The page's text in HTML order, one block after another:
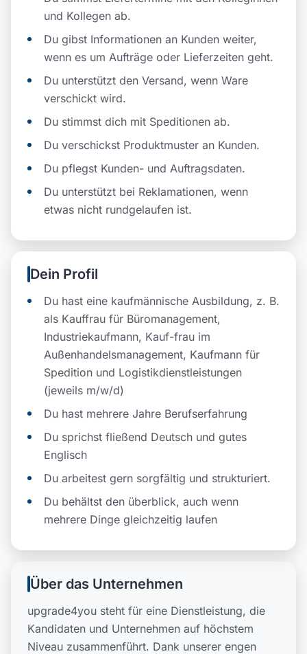
und Kollegen ab.
Du gibst Informationen an Kunden weiter,
wenn es um Aufträge oder Lieferzeiten geht.
Du unterstützt den Versand, wenn Ware
verschickt wird.
Du stimmst dich mit Speditionen ab.
Du verschickst Produktmuster an Kunden.
Du pflegst Kunden- und Auftragsdaten.
Du unterstützt bei Reklamationen, wenn
etwas nicht rundgelaufen ist.
Dein Profil
Du hast eine kaufmännische Ausbildung, z. B.
als Kauffrau für Büromanagement,
Industriekaufmann, Kauf-frau im
Außenhandelsmanagement, Kaufmann für
Spedition und Logistikdienstleistungen
(jeweils m/w/d)
Du hast mehrere Jahre Berufserfahrung
Du sprichst fließend Deutsch und gutes
Englisch
Du arbeitest gern sorgfältig und strukturiert.
Du behältst den überblick, auch wenn
mehrere Dinge gleichzeitig laufen
Über das Unternehmen
upgrade4you steht für eine Dienstleistung, die
Kandidaten und Unternehmen auf höchstem
Niveau zusammenführt. Dank unserer engen